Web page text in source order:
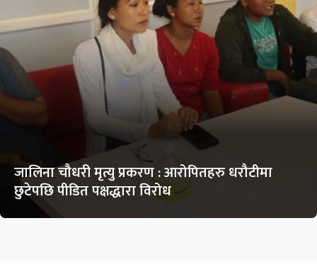
जालिना चौधरी मृत्यु प्रकरण : आरोपितहरु धरौटीमा
छुटेपछि पीडित पक्षद्धारा विरोध